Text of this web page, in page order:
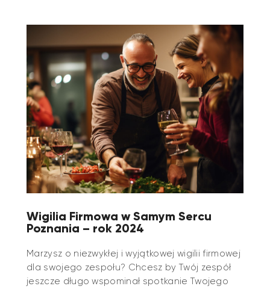
Wigilia Firmowa w Samym Sercu
Poznania – rok 2024
Marzysz o niezwykłej i wyjątkowej wigilii firmowej
dla swojego zespołu? Chcesz by Twój zespół
jeszcze długo wspominał spotkanie Twojego